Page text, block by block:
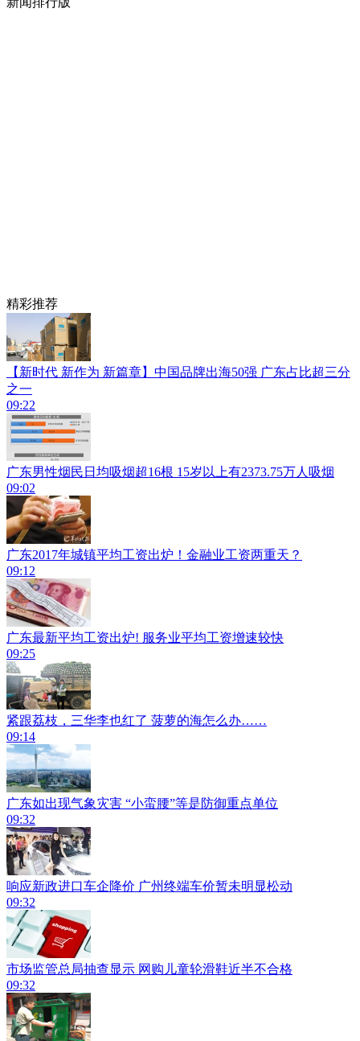
精彩推荐
【新时代 新作为 新篇章】中国品牌出海50强 广东占比超三分
之一
09:22
广东男性烟民日均吸烟超16根 15岁以上有2373.75万人吸烟
09:02
广东2017年城镇平均工资出炉！金融业工资两重天？
09:12
广东最新平均工资出炉! 服务业平均工资增速较快
09:25
紧跟荔枝，三华李也红了 菠萝的海怎么办……
09:14
广东如出现气象灾害 “小蛮腰”等是防御重点单位
09:32
响应新政进口车企降价 广州终端车价暂未明显松动
09:32
市场监管总局抽查显示 网购儿童轮滑鞋近半不合格
09:32